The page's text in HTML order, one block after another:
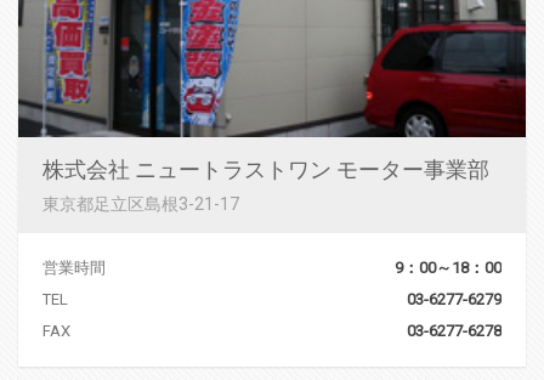
株式会社 ニュートラストワン モーター事業部
東京都足立区島根3-21-17
営業時間
9：00～18：00
TEL
03-6277-6279
FAX
03-6277-6278